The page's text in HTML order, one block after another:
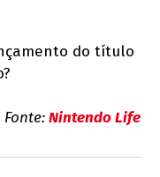
do título
Fonte:Nintendo Life